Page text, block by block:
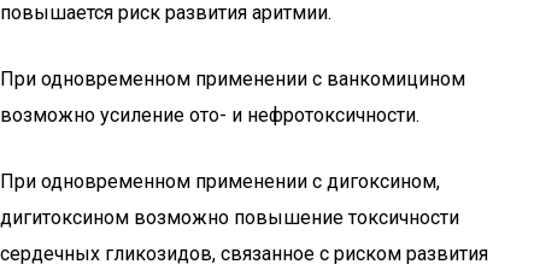
повышается риск развития аритмии.
При одновременном применении с ванкомицином
возможно усиление ото- и нефротоксичности.
При одновременном применении с дигоксином,
дигитоксином возможно повышение токсичности
сердечных гликозидов, связанное с риском развития